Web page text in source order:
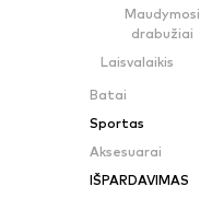
Maudymosi
drabužiai
Laisvalaikis
Batai
Sportas
Aksesuarai
IŠPARDAVIMAS